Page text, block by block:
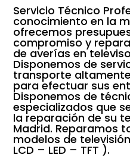
Servicio Técnico
conocimiento en la
ofrecemos
compromiso y
de averías en
Disponemos de
transporte
para efectuar sus
Disponemos de
especializados que
la reparación de su
Madrid. Reparamos
modelos de
LCD – LED – TFT ).